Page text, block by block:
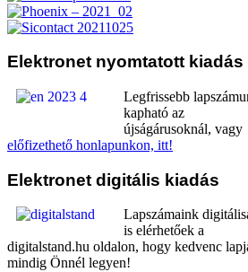
Elektronet nyomtatott kiadás
Legfrissebb
kapható az
újságárusoknál, vagy
előfizethető honlapunkon, itt!
Elektronet digitális kiadás
Lapszámaink
is elérhetőek a
digitalstand.hu oldalon, hogy kedvenc
mindig Önnél legyen!